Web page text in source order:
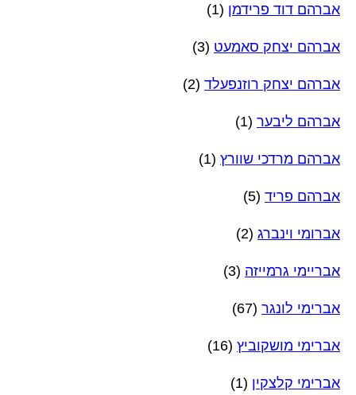
אברהם דוד פרידמן (1)
אברהם יצחק סאמעט (3)
אברהם יצחק רוזנפעלד (2)
אברהם ליבער (1)
אברהם מרדכי שוורץ (1)
אברהם פריד (5)
אברומי וינברג (2)
אבריימי גרמייזה (3)
אברימי לונגר (67)
אברימי מושקוביץ (16)
אברימי קלצקין (1)